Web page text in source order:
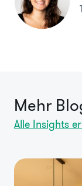
Mehr
Alle Insights